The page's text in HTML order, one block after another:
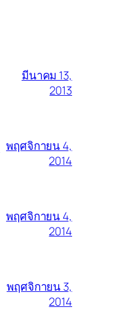
มีนาคม 13,
2013
พฤศจิกายน 4,
2014
พฤศจิกายน 4,
2014
พฤศจิกายน 3,
2014